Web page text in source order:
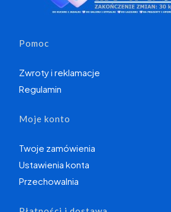
Linki w stopce
Pomoc
Zwroty i reklamacje
Regulamin
Moje konto
Twoje zamówienia
Ustawienia konta
Przechowalnia